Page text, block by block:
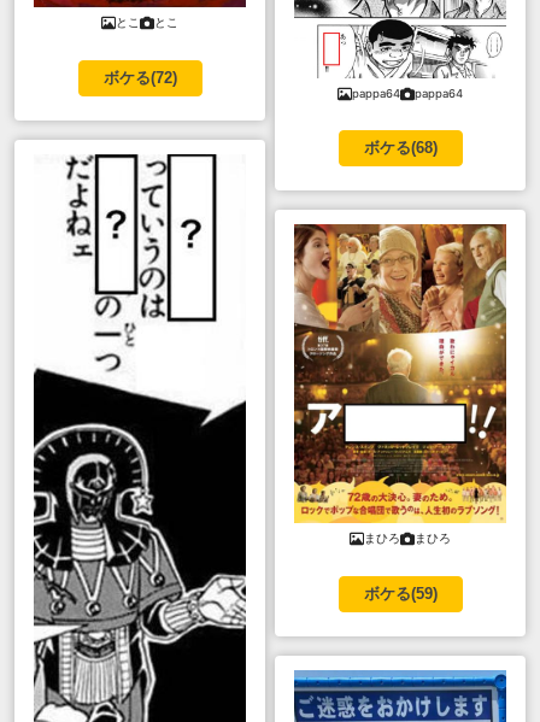
とこ とこ
ボケる(72)
pappa64 pappa64
ボケる(68)
まひろ まひろ
ボケる(59)